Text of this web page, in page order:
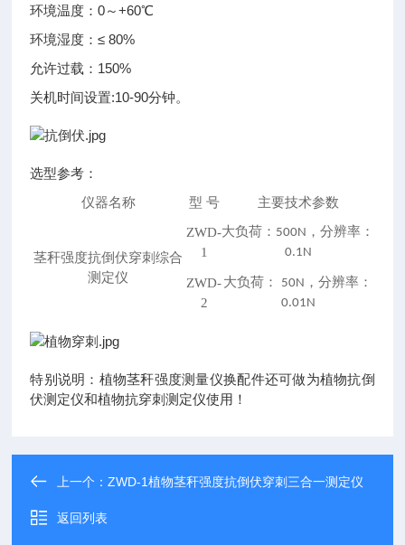
环境温度：0～+60℃
环境湿度：≤ 80%
允许过载：150%
关机时间设置:10-90分钟。
选型参考：
仪器名称 型 号 主要技术参数
茎秆强度抗倒伏穿刺综合
测定仪
ZWD-
1
大负荷： 500N ，分辨率：
0.1N
ZWD-
2
大负荷： 50N ，分辨率：
0.01N
特别说明：植物茎秆强度测量仪换配件还可做为植物抗倒
伏测定仪和植物抗穿刺测定仪使用！
上一个：ZWD-1植物茎秆强度抗倒伏穿刺三合一测定仪
返回列表